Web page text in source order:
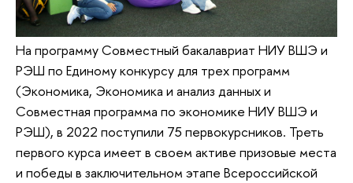
На программу Совместный бакалавриат НИУ ВШЭ и
РЭШ по Единому конкурсу для трех программ
(Экономика, Экономика и анализ данных и
Совместная программа по экономике НИУ ВШЭ и
РЭШ), в 2022 поступили 75 первокурсников. Треть
первого курса имеет в своем активе призовые места
и победы в заключительном этапе Всероссийской